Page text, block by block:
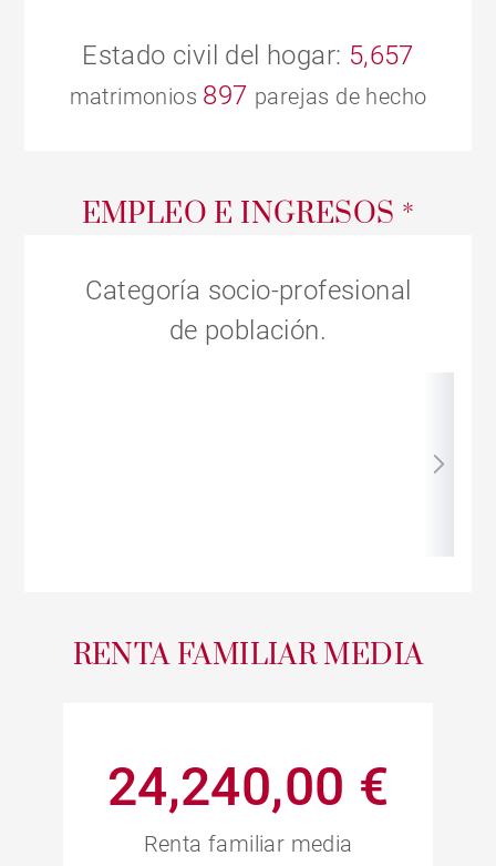
Estado civil del hogar: 5,657
matrimonios 897 parejas de hecho
EMPLEO E INGRESOS *
Categoría socio-profesional
de población.
RENTA FAMILIAR MEDIA
24,240,00 €
Renta familiar media